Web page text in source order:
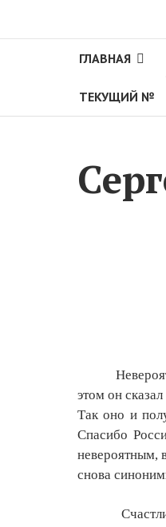
ГЛАВНАЯ
ТЕКУЩИЙ №
этом он
Так оно и
Спасибо
невероятным,
снова